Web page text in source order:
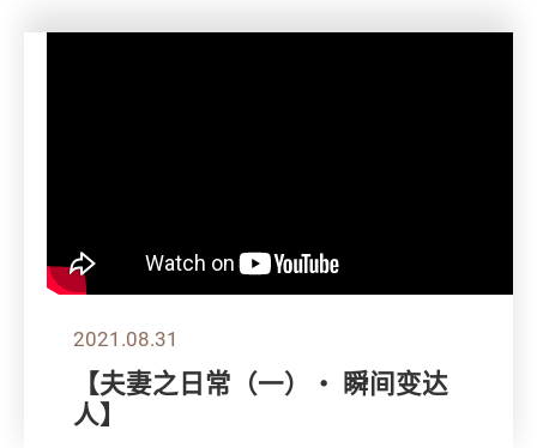
2021.08.31
【夫妻之日常（一）・ 瞬间变达
人】